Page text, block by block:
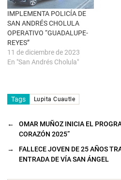
n
a
n
u
e
v
IMPLEMENTA POLICÍA DE
SAN ANDRÉS CHOLULA
OPERATIVO “GUADALUPE-
REYES”
11 de diciembre de 2023
En "San Andrés Cholula"
Tags Lupita Cuautle
←
OMAR MUÑOZ INICIA EL
CORAZÓN 2025”
→
FALLECE JOVEN DE 25 AÑOS
ENTRADA DE VÍA SAN ÁNGEL